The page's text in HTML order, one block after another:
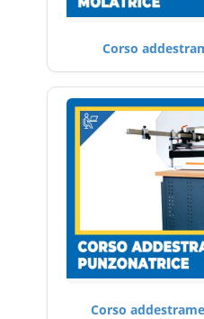
Corso
Corso